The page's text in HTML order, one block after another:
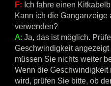
F: Ich fahre einen
Kann ich die Ganganzeige
verwenden?
A: Ja, das ist möglich.
Geschwindigkeit
müssen Sie nichts weiter
Wenn die Geschwindigkeit
wird, prüfen Sie bitte, ob